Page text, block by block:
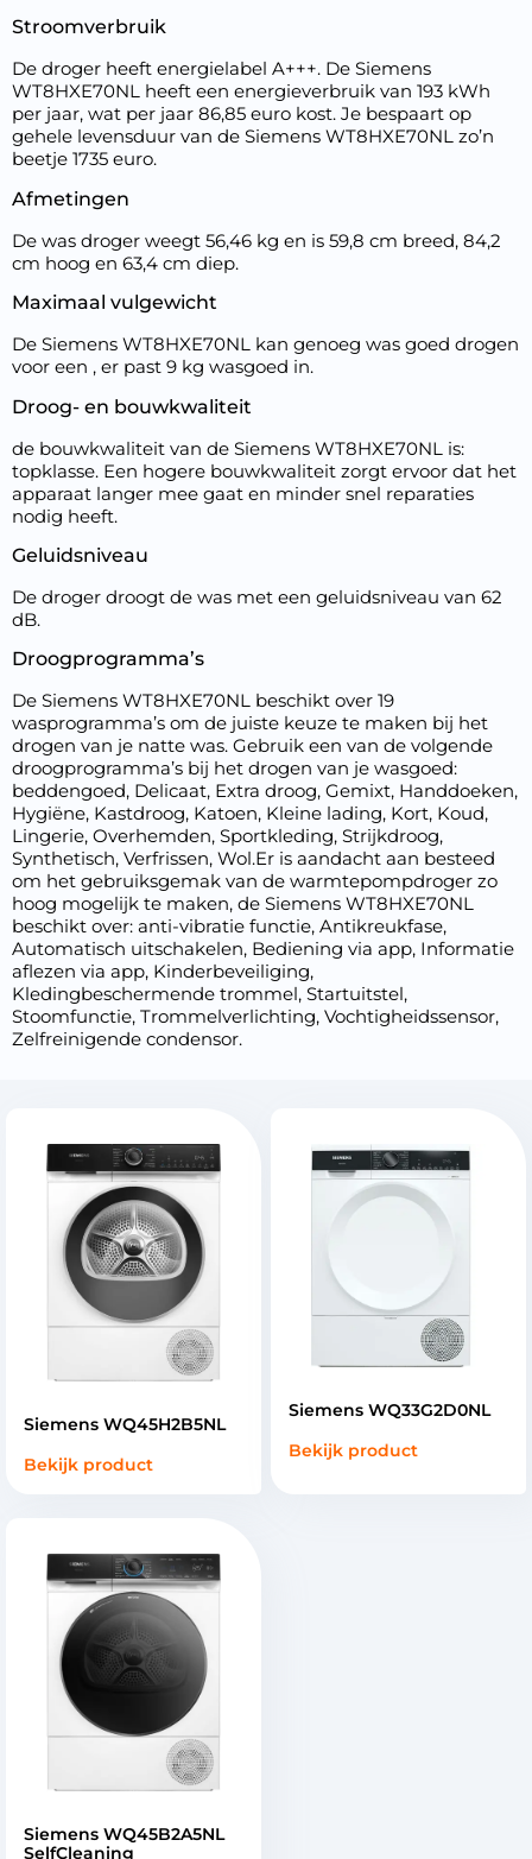
Stroomverbruik
De droger heeft energielabel A+++. De Siemens
WT8HXE70NL heeft een energieverbruik van 193 kWh
per jaar, wat per jaar 86,85 euro kost. Je bespaart op
gehele levensduur van de Siemens WT8HXE70NL zo’n
beetje 1735 euro.
Afmetingen
De was droger weegt 56,46 kg en is 59,8 cm breed, 84,2
cm hoog en 63,4 cm diep.
Maximaal vulgewicht
De Siemens WT8HXE70NL kan genoeg was goed drogen
voor een , er past 9 kg wasgoed in.
Droog- en bouwkwaliteit
de bouwkwaliteit van de Siemens WT8HXE70NL is:
topklasse. Een hogere bouwkwaliteit zorgt ervoor dat het
apparaat langer mee gaat en minder snel reparaties
nodig heeft.
Geluidsniveau
De droger droogt de was met een geluidsniveau van 62
dB.
Droogprogramma’s
De Siemens WT8HXE70NL beschikt over 19
wasprogramma’s om de juiste keuze te maken bij het
drogen van je natte was. Gebruik een van de volgende
droogprogramma’s bij het drogen van je wasgoed:
beddengoed, Delicaat, Extra droog, Gemixt, Handdoeken,
Hygiëne, Kastdroog, Katoen, Kleine lading, Kort, Koud,
Lingerie, Overhemden, Sportkleding, Strijkdroog,
Synthetisch, Verfrissen, Wol.Er is aandacht aan besteed
om het gebruiksgemak van de warmtepompdroger zo
hoog mogelijk te maken, de Siemens WT8HXE70NL
beschikt over: anti-vibratie functie, Antikreukfase,
Automatisch uitschakelen, Bediening via app, Informatie
aflezen via app, Kinderbeveiliging,
Kledingbeschermende trommel, Startuitstel,
Stoomfunctie, Trommelverlichting, Vochtigheidssensor,
Zelfreinigende condensor.
Siemens WQ45H2B5NL
Bekijk product
Siemens WQ33G2D0NL
Bekijk product
Siemens WQ45B2A5NL
SelfCleaning